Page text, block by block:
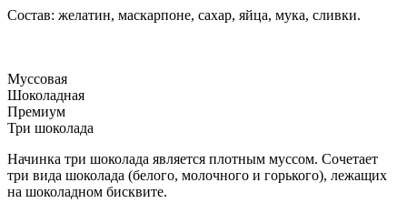
Состав: желатин, маскарпоне, сахар, яйца, мука, сливки.
Муссовая
Шоколадная
Премиум
Три шоколада
Начинка три шоколада является плотным муссом. Сочетает
три вида шоколада (белого, молочного и горького), лежащих
на шоколадном бисквите.